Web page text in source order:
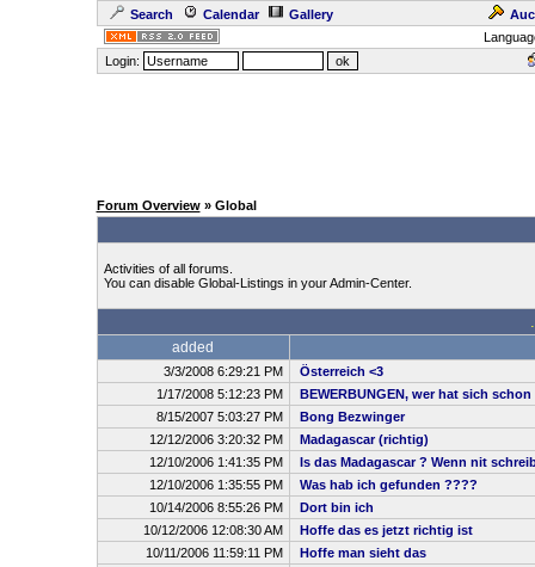
Search Calendar Gallery
Login:
Forum Overview» Global
Activities of all forums.
You can disable Global-Listings in your Admin-Center.
added
3/3/2008 6:29:21 PM
Österreich <3
1/17/2008 5:12:23 PM
BEWERBUNGEN, wer hat sich
8/15/2007 5:03:27 PM
Bong Bezwinger
12/12/2006 3:20:32 PM
Madagascar (richtig)
12/10/2006 1:41:35 PM
Is das Madagascar ? Wenn nit
12/10/2006 1:35:55 PM
Was hab ich gefunden ????
10/14/2006 8:55:26 PM
Dort bin ich
10/12/2006 12:08:30 AM
Hoffe das es jetzt richtig ist
10/11/2006 11:59:11 PM
Hoffe man sieht das